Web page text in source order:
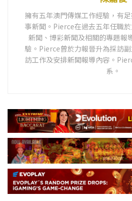
擁有五年澳門傳媒工作經驗，有
事新聞。Pierce在過去五年任職
新聞、博彩新聞及相關的專題報
驗。Pierce曾於力報晉升為採訪
訪工作及安排新聞報導內容。
系。